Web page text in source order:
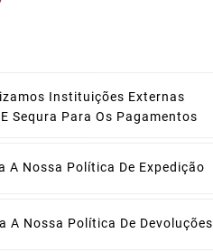
Instituições Externas
Sequra Para Os Pagamentos
A Nossa Política De Expedição
A Nossa Política De Devoluções